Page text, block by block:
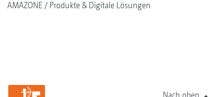
AMAZONE Produkte & Digitale Lösungen
Nach oben